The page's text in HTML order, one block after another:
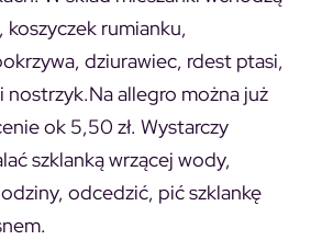
koszyczek rumianku,
dziurawiec, rdest ptasi,
nostrzyk.Na allegro można już
ok 5,50 zł. Wystarczy
szklanką wrzącej wody,
odcedzić, pić szklankę